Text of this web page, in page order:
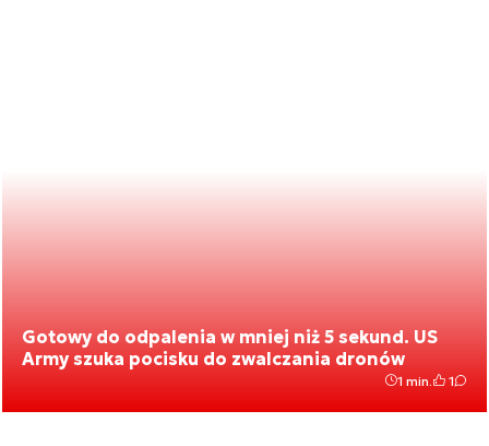
Gotowy do odpalenia w mniej niż 5 sekund. US
Army szuka pocisku do zwalczania dronów
1 min. 1